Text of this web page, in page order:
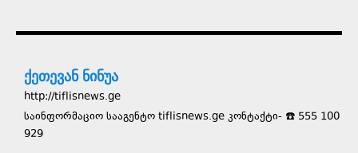
ქეთევან ნინუა
http://tiflisnews.ge
საინფორმაციო სააგენტო tiflisnews.ge კონტაქტი- ☎️ 555 100
929